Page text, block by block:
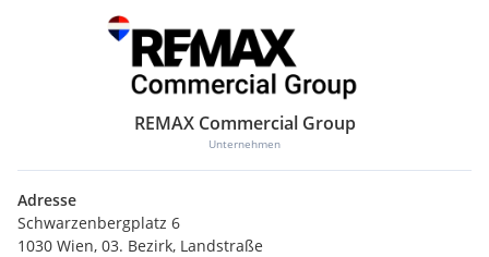
REMAX Commercial Group
Unternehmen
Adresse
Schwarzenbergplatz 6
1030 Wien, 03. Bezirk, Landstraße